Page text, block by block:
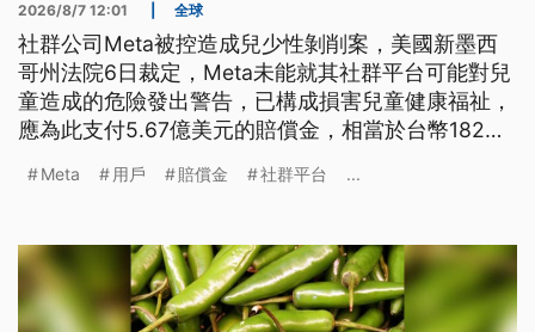
2026/8/7 12:01 全球
社群公司Meta被控造成兒少性剝削案，美國新墨西
哥州法院6日裁定，Meta未能就其社群平台可能對兒
童造成的危險發出警告，已構成損害兒童健康福祉，
應為此支付5.67億美元的賠償金，相當於台幣182億
要求Meta應禁止成年用戶向未成年用戶傳送訊息、
通知。
Meta 用戶 賠償金 社群平台 ...